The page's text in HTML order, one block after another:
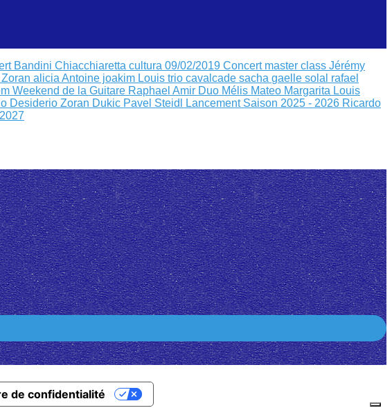
Bandini Chiacchiaretta cultura 09/02/2019 Concert master class Jérémy
Zoran alicia Antoine joakim Louis trio cavalcade sacha gaelle solal rafael
Weekend de la Guitare Raphael Amir Duo Mélis Mateo Margarita Louis
Desiderio Zoran Dukic Pavel Steidl Lancement Saison 2025 - 2026 Ricardo
de confidentialité